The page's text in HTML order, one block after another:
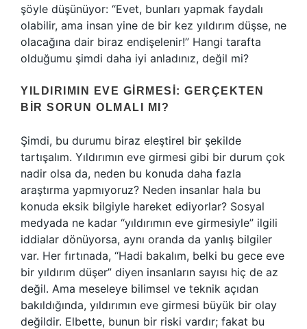
şöyle düşünüyor: “Evet, bunları yapmak faydalı
olabilir, ama insan yine de bir kez yıldırım düşse, ne
olacağına dair biraz endişelenir!” Hangi tarafta
olduğumu şimdi daha iyi anladınız, değil mi?
YILDIRIMIN EVE GIRMESI: GERÇEKTEN
BIR SORUN OLMALI MI?
Şimdi, bu durumu biraz eleştirel bir şekilde
tartışalım. Yıldırımın eve girmesi gibi bir durum çok
nadir olsa da, neden bu konuda daha fazla
araştırma yapmıyoruz? Neden insanlar hala bu
konuda eksik bilgiyle hareket ediyorlar? Sosyal
medyada ne kadar “yıldırımın eve girmesiyle” ilgili
iddialar dönüyorsa, aynı oranda da yanlış bilgiler
var. Her fırtınada, “Hadi bakalım, belki bu gece eve
bir yıldırım düşer” diyen insanların sayısı hiç de az
değil. Ama meseleye bilimsel ve teknik açıdan
bakıldığında, yıldırımın eve girmesi büyük bir olay
değildir. Elbette, bunun bir riski vardır; fakat bu